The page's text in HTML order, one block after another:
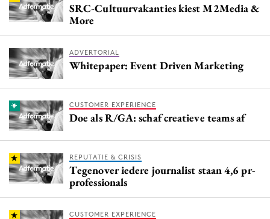
SRC-Cultuurvakanties kiest M2Media &
More
ADVERTORIAL
Whitepaper: Event Driven Marketing
CUSTOMER EXPERIENCE
Doe als R/GA: schaf creatieve teams af
REPUTATIE & CRISIS
Tegenover iedere journalist staan 4,6 pr-
professionals
CUSTOMER EXPERIENCE